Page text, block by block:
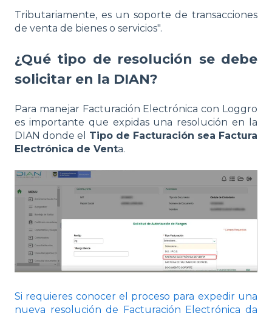
Tributariamente, es un soporte de transacciones
de venta de bienes o servicios".
¿Qué tipo de resolución se debe
solicitar en la DIAN?
Para manejar Facturación Electrónica con Loggro
es importante que expidas una resolución en la
DIAN donde el
Tipo de Facturación sea Factura
Electrónica de Venta.
Si requieres conocer el proceso para expedir una
nueva resolución de Facturación Electrónica da